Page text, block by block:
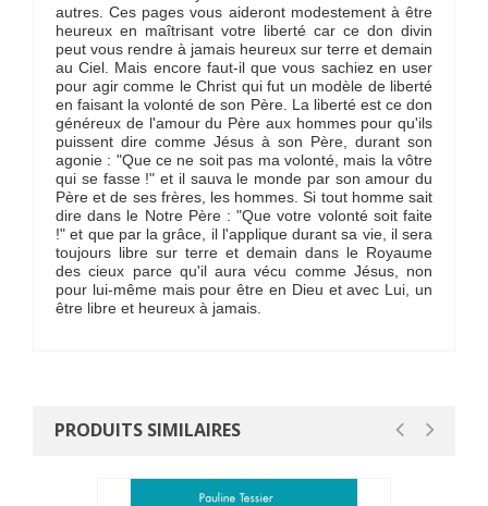
autres. Ces pages vous aideront modestement à être
heureux en maîtrisant votre liberté car ce don divin
peut vous rendre à jamais heureux sur terre et demain
au Ciel. Mais encore faut-il que vous sachiez en user
pour agir comme le Christ qui fut un modèle de liberté
en faisant la volonté de son Père. La liberté est ce don
généreux de l'amour du Père aux hommes pour qu'ils
puissent dire comme Jésus à son Père, durant son
agonie : "Que ce ne soit pas ma volonté, mais la vôtre
qui se fasse !" et il sauva le monde par son amour du
Père et de ses frères, les hommes. Si tout homme sait
dire dans le Notre Père : "Que votre volonté soit faite
!" et que par la grâce, il l'applique durant sa vie, il sera
toujours libre sur terre et demain dans le Royaume
des cieux parce qu'il aura vécu comme Jésus, non
pour lui-même mais pour être en Dieu et avec Lui, un
être libre et heureux à jamais.
PRODUITS SIMILAIRES